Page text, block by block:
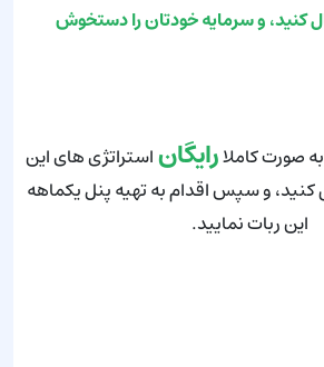
کنید، و سرمایه خودتان را دستخوش
صورت کاملارایگاناستراتژی های این
کنید، و سپس اقدام به تهیه پنل یکماهه
این ربات نمایید.